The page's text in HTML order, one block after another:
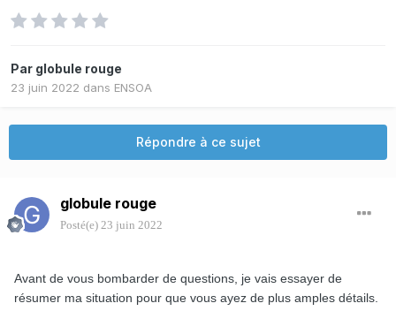
Par globule rouge
23 juin 2022 dans ENSOA
Répondre à ce sujet
globule rouge
Posté(e) 23 juin 2022
Avant de vous bombarder de questions, je vais essayer de
résumer ma situation pour que vous ayez de plus amples détails.